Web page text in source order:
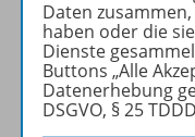
Beschreibung
Daten
haben oder die
Dienste
Buttons „Alle
Datenerhebung
DSGVO, § 25